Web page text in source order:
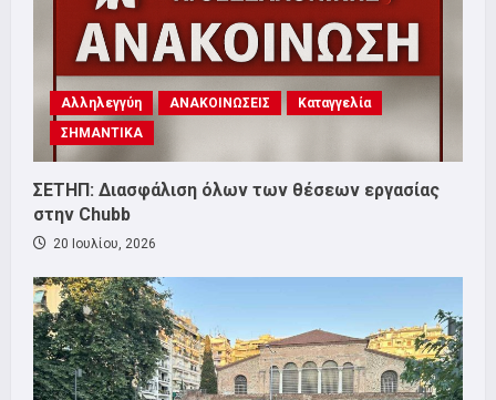
Αλληλεγγύη ΑΝΑΚΟΙΝΩΣΕΙΣ
Καταγγελία
ΣΗΜΑΝΤΙΚΑ
ΣΕΤΗΠ: Διασφάλιση όλων των θέσεων εργασίας
στην Chubb
20 Ιουλίου, 2026